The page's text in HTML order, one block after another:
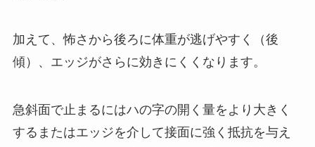
加えて、怖さから後ろに体重が逃げやすく（後
傾）、エッジがさらに効きにくくなります。
急斜面で止まるにはハの字の開く量をより大きく
するまたはエッジを介して接面に強く抵抗を与え